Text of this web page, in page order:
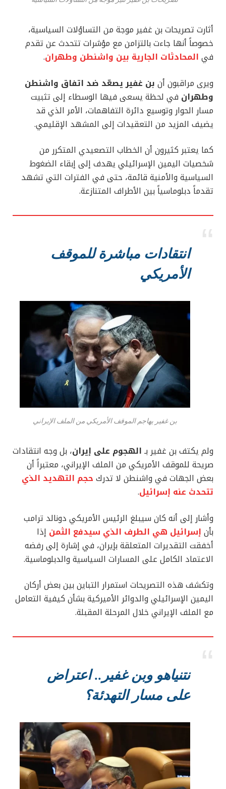
أثارت تصريحات بن غفير موجة من التساؤلات السياسية،
خصوصاً أنها جاءت بالتزامن مع مؤشرات تتحدث عن تقدم
في المحادثات الجارية بين واشنطن وطهران.
ويرى مراقبون أن بن غفير يصعّد ضد اتفاق واشنطن
وطهران في لحظة يسعى فيها الوسطاء إلى تثبيت
مسار الحوار وتوسيع دائرة التفاهمات، الأمر الذي قد
يضيف المزيد من التعقيدات إلى المشهد الإقليمي.
كما يعتبر كثيرون أن الخطاب التصعيدي المتكرر من
شخصيات اليمين الإسرائيلي يهدف إلى إبقاء الضغوط
السياسية والأمنية قائمة، حتى في الفترات التي تشهد
تقدماً دبلوماسياً بين الأطراف المتنازعة.
انتقادات مباشرة للموقف
الأمريكي
بن غفير يهاجم الموقف الأمريكي من الملف الإيراني
ولم يكتف بن غفير بـ الهجوم على إيران، بل وجه انتقادات
صريحة للموقف الأمريكي من الملف الإيراني، معتبراً أن
بعض الجهات في واشنطن لا تدرك حجم التهديد الذي
تتحدث عنه إسرائيل.
وأشار إلى أنه كان سيبلغ الرئيس الأمريكي دونالد ترامب
بأن إسرائيل هي الطرف الذي سيدفع الثمن إذا
أخفقت التقديرات المتعلقة بإيران، في إشارة إلى رفضه
الاعتماد الكامل على المسارات السياسية والدبلوماسية.
وتكشف هذه التصريحات استمرار التباين بين بعض أركان
اليمين الإسرائيلي والدوائر الأميركية بشأن كيفية التعامل
مع الملف الإيراني خلال المرحلة المقبلة.
نتنياهو وبن غفير.. اعتراض
على مسار التهدئة؟